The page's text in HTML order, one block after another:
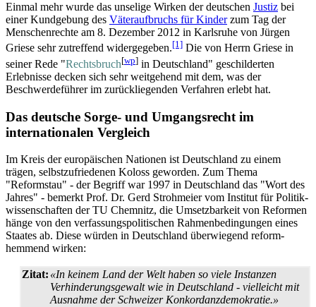
Einmal mehr wurde das unselige Wirken der deutschen Justiz bei
einer Kundgebung des Väter­aufbruchs für Kinderzum Tag der
Menschenrechte am 8. Dezember 2012 in Karlsruhe von Jürgen
Griese sehr zutreffend wider­gegeben.[1] Die von Herrn Griese in
seiner Rede "Rechtsbruch[wp] in Deutschland" geschilderten
Erlebnisse decken sich sehr weitgehend mit dem, was der
Beschwerde­führer im zurück­liegenden Verfahren erlebt hat.
Das deutsche Sorge- und Umgangsrecht im
internationalen Vergleich
Im Kreis der europäischen Nationen ist Deutschland zu einem
trägen, selbstzufriedenen Koloss geworden. Zum Thema
"Reformstau" - der Begriff war 1997 in Deutschland das "Wort des
Jahres" - bemerkt Prof. Dr. Gerd Strohmeier vom Institut für Politik­
wissen­schaften der TU Chemnitz, die Umsetzbarkeit von Reformen
hänge von den verfassungs­politischen Rahmen­bedingungen eines
Staates ab. Diese würden in Deutschland überwiegend reform­
hemmend wirken:
Zitat: «In keinem Land der Welt haben so viele Instanzen
Verhinderungs­gewalt wie in Deutschland - vielleicht mit
Ausnahme der Schweizer Konkordanz­demokratie.»